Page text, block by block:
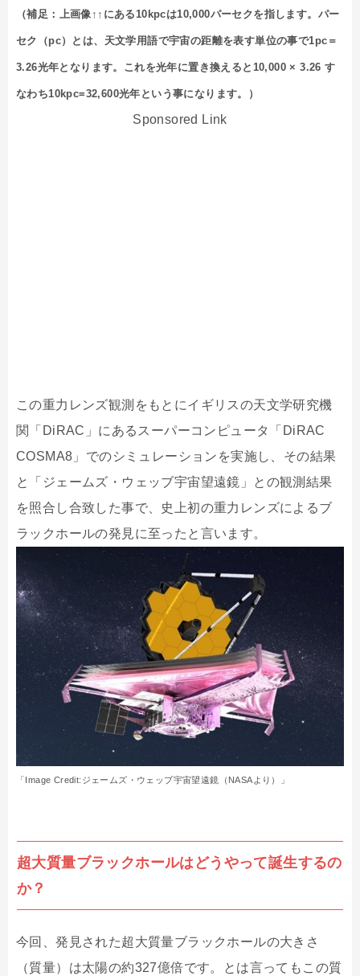
（補足：上画像↑↑にある10kpcは10,000パーセクを指します。パー
セク（pc）とは、天文学用語で宇宙の距離を表す単位の事で1pc＝
3.26光年となります。これを光年に置き換えると10,000 × 3.26 す
なわち10kpc=32,600光年という事になります。）
Sponsored Link
この重力レンズ観測をもとにイギリスの天文学研究機
関「DiRAC」にあるスーパーコンピュータ「DiRAC
COSMA8」でのシミュレーションを実施し、その結果
と「ジェームズ・ウェッブ宇宙望遠鏡」との観測結果
を照合し合致した事で、史上初の重力レンズによるブ
ラックホールの発見に至ったと言います。
「Image Credit:ジェームズ・ウェッブ宇宙望遠鏡（NASAより）」
超大質量ブラックホールはどうやって誕生するの
か？
今回、発見された超大質量ブラックホールの大きさ
（質量）は太陽の約327億倍です。とは言ってもこの質